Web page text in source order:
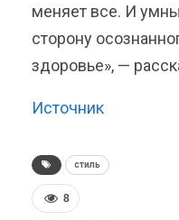
меняет все. И
сторону
здоровье», —
Источник
стиль
8